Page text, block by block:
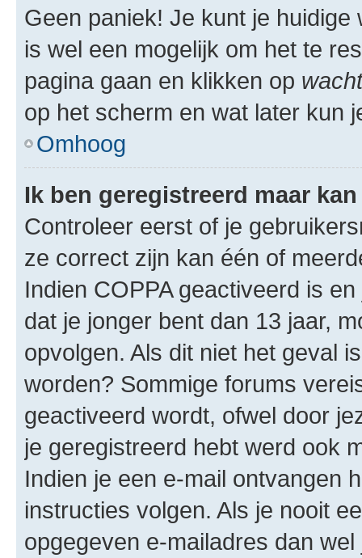
Geen paniek! Je kunt je
is wel een mogelijk om het te
pagina gaan en klikken op
op het scherm en wat later kun
Omhoog
Ik ben geregistreerd maar
Controleer eerst of je
ze correct zijn kan één of
Indien COPPA geactiveerd is
dat je jonger bent dan 13 jaar,
opvolgen. Als dit niet het geval
worden? Sommige forums
geactiveerd wordt, ofwel door
je geregistreerd hebt werd ook
Indien je een e-mail ontvangen
instructies volgen. Als je nooit
opgegeven e-mailadres dan